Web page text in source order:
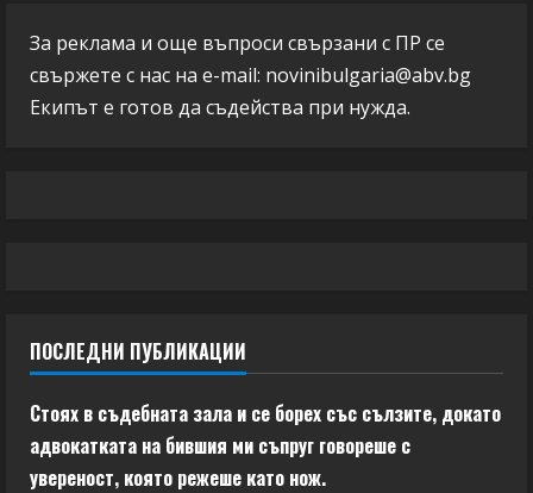
За реклама и още въпроси свързани с ПР се
свържете с нас на e-mail: novinibulgaria@abv.bg
Екипът е готов да съдейства при нужда.
ПОСЛЕДНИ ПУБЛИКАЦИИ
Стоях в съдебната зала и се борех със сълзите, докато
адвокатката на бившия ми съпруг говореше с
увереност, която режеше като нож.